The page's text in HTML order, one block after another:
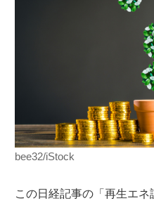
bee32/iStock
この日経記事の「再生エ